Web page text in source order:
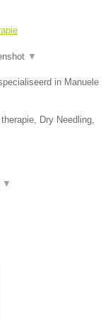
▼
in Manuele
Dry Needling,
▼